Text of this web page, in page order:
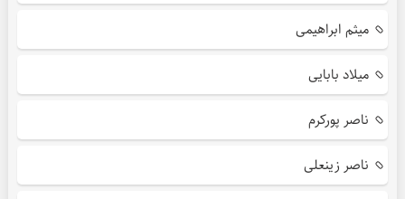
میثم ابراهیمی
میلاد بابایی
ناصر پورکرم
ناصر زینعلی